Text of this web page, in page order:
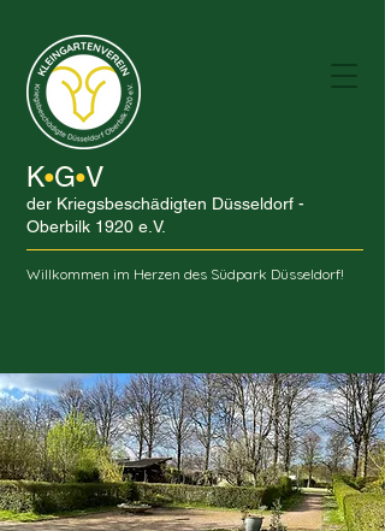
K•G•V
der Kriegsbeschädigten Düsseldorf -
Oberbilk 1920 e.V.
Willkommen im Herzen des Südpark Düsseldorf!